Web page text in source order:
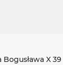
Bogusława X 39